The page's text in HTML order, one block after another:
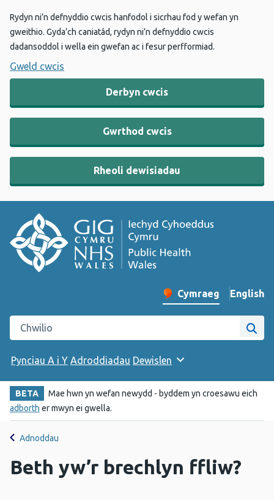
Rydyn ni’n defnyddio cwcis hanfodol i sicrhau fod y wefan yn
gweithio. Gyda’ch caniatâd, rydyn ni’n defnyddio cwcis
dadansoddol i wella ein gwefan ac i fesur perfformiad.
Gweld cwcis
Derbyn cwcis
Gwrthod cwcis
Rheoli dewisiadau
Newid iaith y wefan
Cymraeg English
–
Chwilio gwefan Iechyd Cyhoeddus Cymru
Pynciau A i Y Adroddiadau Dewislen
BETA
Mae hwn yn wefan newydd - byddem yn croesawu eich
adborth er mwyn ei gwella.
Adnoddau
Beth yw’r brechlyn ffliw?